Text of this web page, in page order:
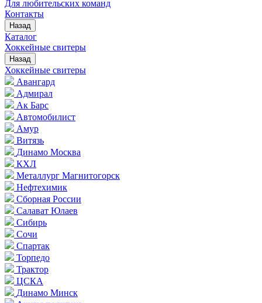
Для любительских команд
Контакты
Назад
Каталог
Хоккейные свитеры
Назад
Хоккейные свитеры
Авангард
Адмирал
Ак Барс
Автомобилист
Амур
Витязь
Динамо Москва
КХЛ
Металлург Магнитогорск
Нефтехимик
Сборная России
Салават Юлаев
Сибирь
Сочи
Спартак
Торпедо
Трактор
ЦСКА
Динамо Минск